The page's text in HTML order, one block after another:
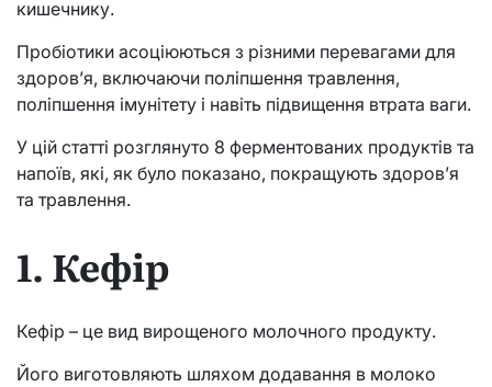
кишечнику.
Пробіотики асоціюються з різними перевагами для
здоров’я, включаючи поліпшення травлення,
поліпшення імунітету і навіть підвищення втрата ваги.
У цій статті розглянуто 8 ферментованих продуктів та
напоїв, які, як було показано, покращують здоров’я
та травлення.
1. Кефір
Кефір – це вид вирощеного молочного продукту.
Його виготовляють шляхом додавання в молоко